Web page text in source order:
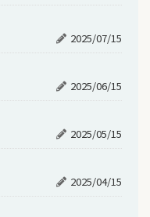
2025/07/15
2025/06/15
2025/05/15
2025/04/15